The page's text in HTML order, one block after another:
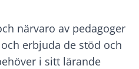
närvaro av pedagoger
erbjuda de stöd och
i sitt lärande